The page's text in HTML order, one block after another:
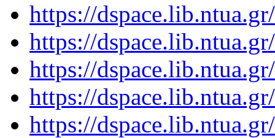
https://
https://
https://
https://
https://